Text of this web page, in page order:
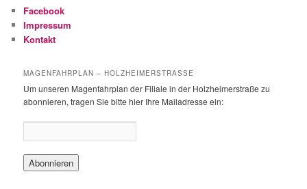
n
Facebook
Impressum
Kontakt
MAGENFAHRPLAN – HOLZHEIMERSTRASSE
Um unseren Magenfahrplan der Filiale in der Holzheimerstraße zu
abonnieren, tragen Sie bitte hier Ihre Mailadresse ein: